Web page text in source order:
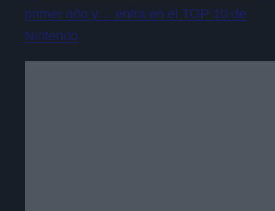
primer año y… entra en el TOP 10 de
Nintendo